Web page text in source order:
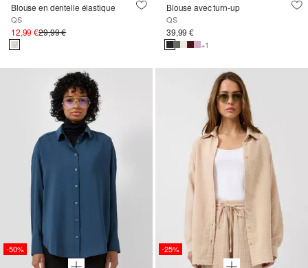
Blouse en dentelle élastique
QS
12,99 €29,99 €
Blouse avec turn-up
QS
39,99 €
+1
-50% -25%